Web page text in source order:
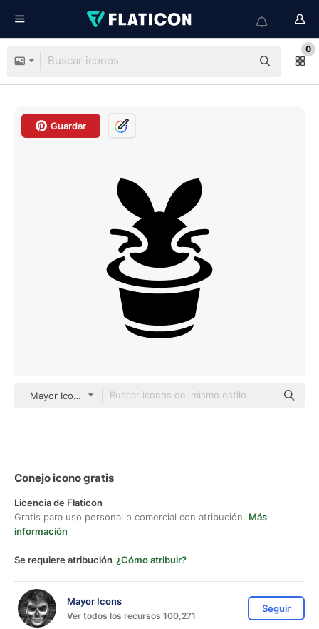
0
Guardar
Mayor Icons black fill
Conejo icono gratis
Licencia de Flaticon
Gratis para uso personal o comercial con atribución. Más
información
Se requiere atribución ¿Cómo atribuir?
Mayor Icons
Ver todos los recursos 100,271
Seguir